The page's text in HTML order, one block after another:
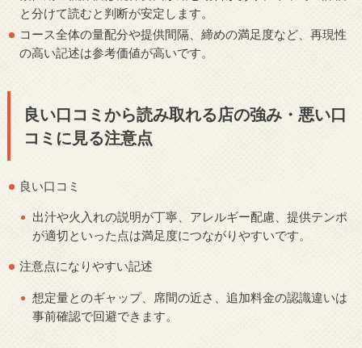
と分けて読むと判断が安定します。
コース全体の量配分や提供間隔、締めの満足度など、再現性
の高い記述は参考価値が高いです。
良い口コミから読み取れる店の強み・悪い口
コミに見る注意点
良い口コミ
出汁や火入れの説明が丁寧、アレルギー配慮、提供テンポ
が適切といった点は満足度につながりやすいです。
注意点になりやすい記述
想定量とのギャップ、席間の近さ、追加料金の認識違いは
事前確認で回避できます。